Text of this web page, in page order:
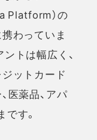
Platform）の
わっていま
トは幅広く、
ットカード
医薬品、アパ
す。